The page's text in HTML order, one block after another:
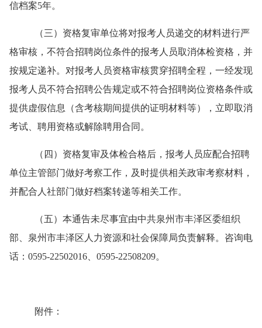
信档案5年。
（三）资格复审单位将对报考人员递交的材料进行严
格审核，不符合招聘岗位条件的报考人员取消体检资格，并
按规定递补。对报考人员资格审核贯穿招聘全程，一经发现
报考人员不符合招聘公告规定或不符合招聘岗位资格条件或
提供虚假信息（含考核期间提供的证明材料等），立即取消
考试、聘用资格或解除聘用合同。
（四）资格复审及体检合格后，报考人员应配合招聘
单位主管部门做好考察工作，及时提供相关政审考察材料，
并配合人社部门做好档案转递等相关工作。
（五）本通告未尽事宜由中共泉州市丰泽区委组织
部、 泉州市丰泽区 人力资源和社会保障局负责解释。咨询电
话： 0595-22502016、 0595-22508209。
附件：